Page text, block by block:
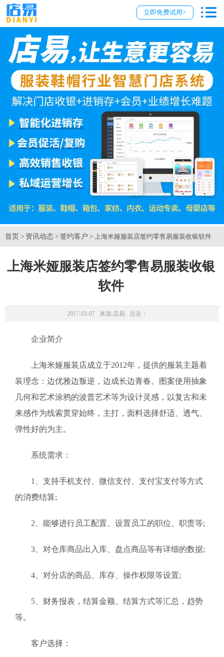
立即免费试用>
首页 > 资讯动态 > 签约客户 > 上海米娅服装店签约零售易服装收银软件
上海米娅服装店签约零售易服装收银
软件
2017-03-07 来源:店易 点击：
企业简介
上海米娅服装店成立于2012年，提供的服装主题着
装理念：边优雅边叛逆，边成长边青春。图案使用抽象
几何和艺术涂鸦的波普艺术等为设计灵感，以复古和未
来感作为线索贯穿始终，主打，面料选择舒适、透气、
弹性好的为主。
系统需求：
1、支持手机支付、微信支付、支付宝支付等方式
的消费结算;
2、能够进行员工配置、设置员工的职位、职责等;
3、对仓库商品出入库、盘点商品等有详细的数据;
4、对分店的商品、库存、操作权限等设置;
5、财务报表，结算金额、结算方式等汇总，趋势
等。
客户选择：